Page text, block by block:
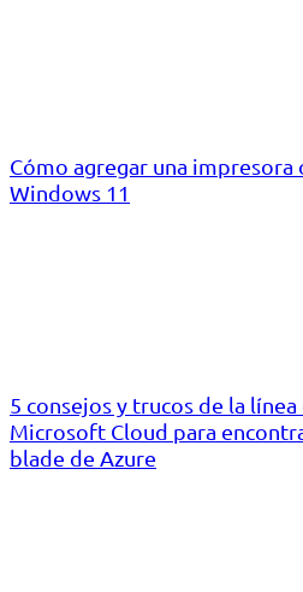
Cómo agregar una impresora
Windows 11
5 consejos y trucos de la
Microsoft Cloud para
blade de Azure